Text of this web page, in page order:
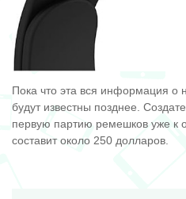
Пока что эта вся информация о
будут известны позднее.
первую партию ремешков уже к
составит около 250 долларов.